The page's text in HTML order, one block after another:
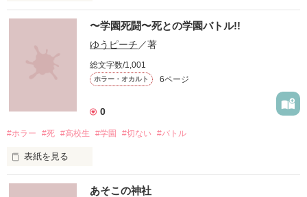
【死のバトルの始まり】
友だちなんか居ても、楽しいことなんてない。
笑いあったり、泣きあったり、怒ったり…
信じても裏切られるだけ。
〜学園死闘〜死との学園バトル!!
ゆうピーチ ／著
総文字数/1,001
ホラー・オカルト 6ページ
0
#ホラー #死 #高校生 #学園 #切ない #バトル
表紙を見る
未編集
あそこの神社